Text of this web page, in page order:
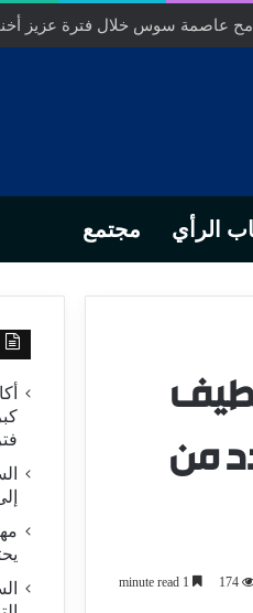
عاصمة سوس خلال فترة عزيز
الرأي مجتمع
من
174